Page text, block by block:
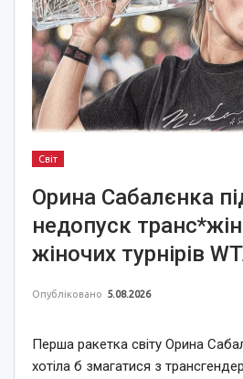
Світ
Орина Сабалєнка
недопуск
жіночих турнірів
Опубліковано 5.08.2026
Перша ракетка світу Орина
хотіла б змагатися з